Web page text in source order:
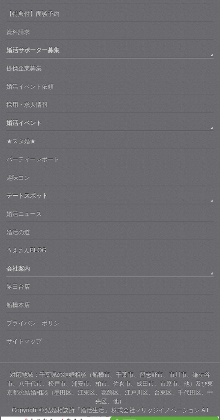
【特典付】面談予約
資料請求
婚活サポーター募集
提携企業募集
婚活イベント依頼
採用・求人情報
婚活イベント
★スタ婚★
パーティーレポート
趣味コン
デートスポット
婚活ニュース
婚活の道
うえさんBLOG
会社案内
勝田台店
船橋本店
プライバシーポリシー
サイトマップ
対応地域：千葉県の結婚相談（船橋市、千葉市、習志野市、市川市、鎌ケ谷
市、八千代市、松戸市、浦安市、柏市、佐倉市、成田市、市原市、他）及び東
京都の結婚相談（墨田区、江東区、葛飾区、江戸川区、台東区、千代田区、中
央区、他）
Copyright © 結婚相談所「婚活生活」 株式会社マリッジイノベーション All